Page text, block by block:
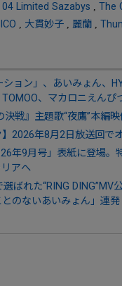
04 Limited Sazabys , The
, 大貫妙子 , 麗蘭 ,
ョン」、あいみょん、
、マカロニえんぴ
戦』主題歌“夜鷹”本編
】2026年8月2日放送回で
年9月号」表紙に登場
アへ
ばれた“RING DING”MV
のないあいみょん」連発